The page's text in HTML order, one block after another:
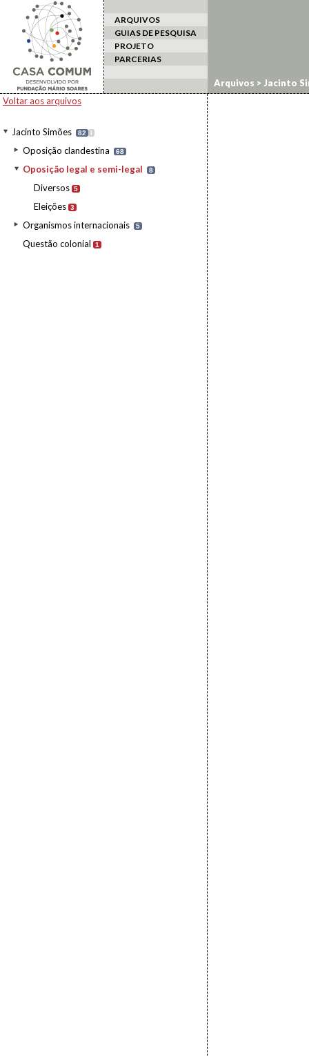
ARQUIVOS
GUIAS DE PESQUISA
PROJETO
PARCERIAS
Voltar aos arquivos
Jacinto Simões 82 I
Oposição clandestina 68
Oposição legal e semi-legal 8
Diversos 5
Eleições 3
Organismos internacionais 5
Questão colonial 1
Arquivos > Jacinto